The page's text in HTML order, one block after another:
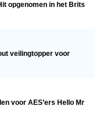
opgenomen in het Brits
veilingtopper voor
voor AES’ers Hello Mr